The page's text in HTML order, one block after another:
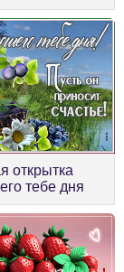
открытка
тебе дня